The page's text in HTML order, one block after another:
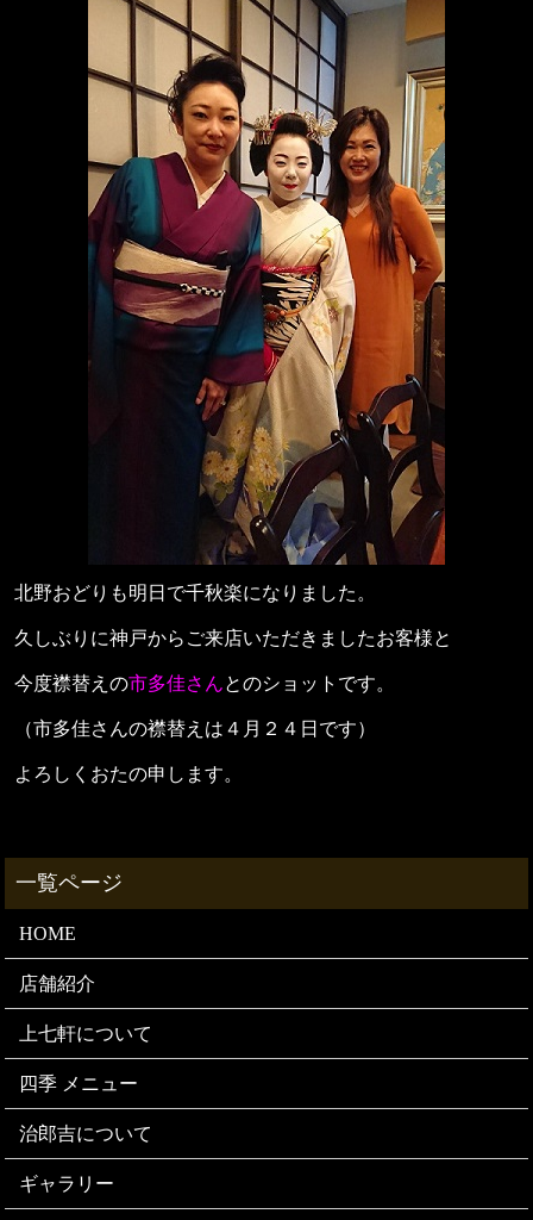
北野おどりも明日で千秋楽になりました。
久しぶりに神戸からご来店いただきましたお客様と
今度襟替えの市多佳さんとのショットです。
（市多佳さんの襟替えは４月２４日です）
よろしくおたの申します。
HOME
店舗紹介
上七軒について
四季 メニュー
治郎吉について
ギャラリー